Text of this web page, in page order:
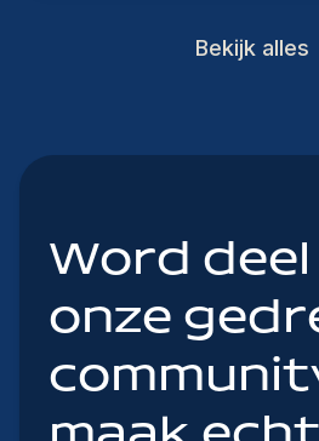
Bekijk alles
Word deel
onze